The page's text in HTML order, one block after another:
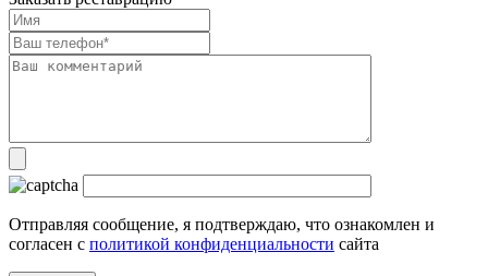
Отправляя сообщение, я подтверждаю, что ознакомлен и
согласен с политикой конфиденциальности сайта